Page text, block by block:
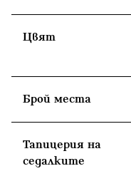
Цвят
Брой места
Тапицерия на
седалките